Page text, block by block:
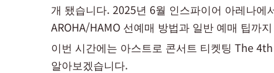
개 됐습니다. 2025년 6월 인스파이어 아레나에
AROHA/HAMO 선예매 방법과 일반 예매 팁까
이번 시간에는 아스트로 콘서트 티켓팅 The
알아보겠습니다.